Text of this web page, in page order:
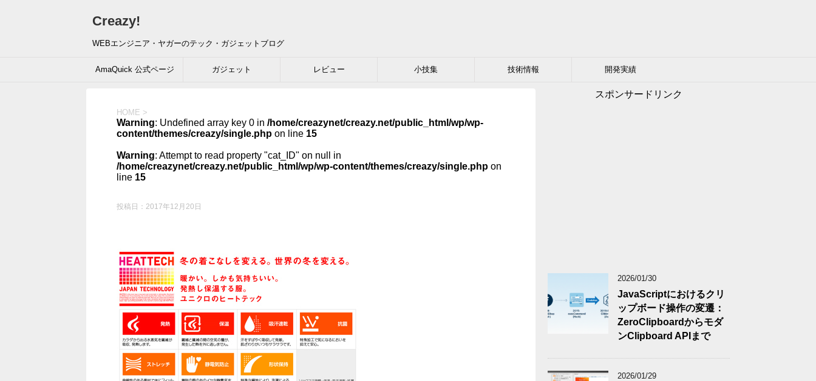
Creazy!
WEBエンジニア・ヤガーのテック・ガジェットブログ
AmaQuick 公式ページ ガジェット レビュー 小技集 技術情報 開発実績
HOME >
Warning: Undefined array key 0 in /home/creazynet/creazy.net/public_html/wp/wp-
content/themes/creazy/single.php on line 15
Warning: Attempt to read property "cat_ID" on null in
/home/creazynet/creazy.net/public_html/wp/wp-content/themes/creazy/single.php on
line 15
投稿日： 2017年12月20日
スポンサードリンク
2026/01/30
JavaScriptにおけるクリ
ップボード操作の変遷：
ZeroClipboardからモダ
ンClipboard APIまで
2026/01/29